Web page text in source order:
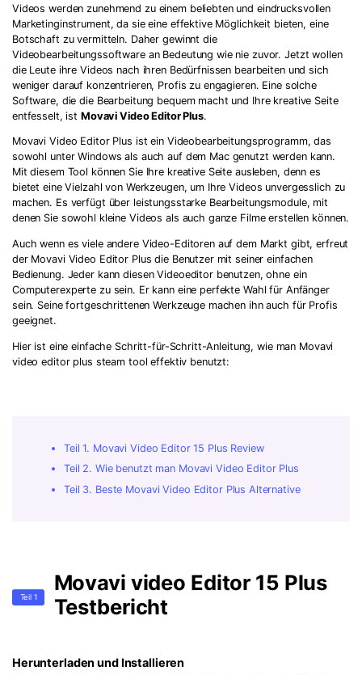
Videos werden zunehmend zu einem beliebten und eindrucksvollen
Marketinginstrument, da sie eine effektive Möglichkeit bieten, eine
Botschaft zu vermitteln. Daher gewinnt die
Videobearbeitungssoftware an Bedeutung wie nie zuvor. Jetzt wollen
die Leute ihre Videos nach ihren Bedürfnissen bearbeiten und sich
weniger darauf konzentrieren, Profis zu engagieren. Eine solche
Software, die die Bearbeitung bequem macht und Ihre kreative Seite
entfesselt, ist Movavi Video Editor Plus.
Movavi Video Editor Plus ist ein Videobearbeitungsprogramm, das
sowohl unter Windows als auch auf dem Mac genutzt werden kann.
Mit diesem Tool können Sie Ihre kreative Seite ausleben, denn es
bietet eine Vielzahl von Werkzeugen, um Ihre Videos unvergesslich zu
machen. Es verfügt über leistungsstarke Bearbeitungsmodule, mit
denen Sie sowohl kleine Videos als auch ganze Filme erstellen können.
Auch wenn es viele andere Video-Editoren auf dem Markt gibt, erfreut
der Movavi Video Editor Plus die Benutzer mit seiner einfachen
Bedienung. Jeder kann diesen Videoeditor benutzen, ohne ein
Computerexperte zu sein. Er kann eine perfekte Wahl für Anfänger
sein. Seine fortgeschrittenen Werkzeuge machen ihn auch für Profis
geeignet.
Hier ist eine einfache Schritt-für-Schritt-Anleitung, wie man Movavi
video editor plus steam tool effektiv benutzt:
Teil 1. Movavi Video Editor 15 Plus Review
Teil 2. Wie benutzt man Movavi Video Editor Plus
Teil 3. Beste Movavi Video Editor Plus Alternative
Teil 1
Movavi video Editor 15 Plus
Testbericht
Herunterladen und Installieren